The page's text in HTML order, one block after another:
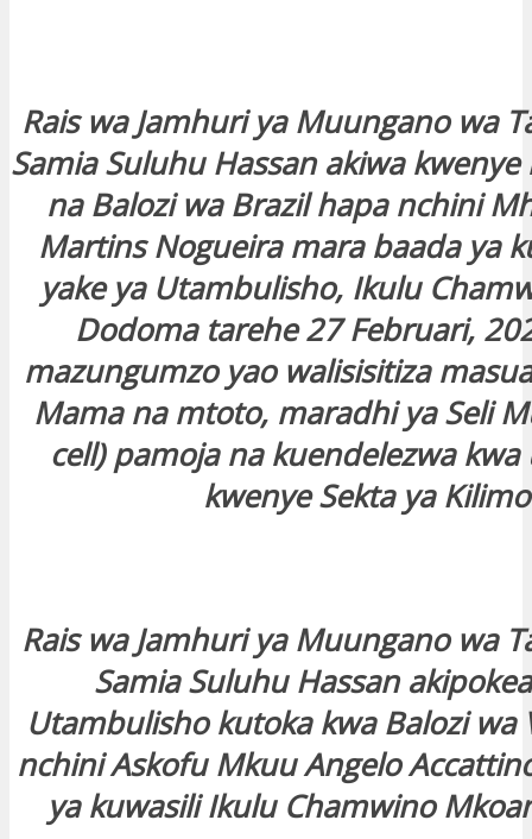
Rais wa Jamhuri ya Muungano wa
Samia Suluhu Hassan akiwa
na Balozi wa Brazil hapa nchini
Martins Nogueira mara baada ya
yake ya Utambulisho, Ikulu
Dodoma tarehe 27 Februari,
mazungumzo yao walisisitiza
Mama na mtoto, maradhi ya Seli
cell) pamoja na kuendelezwa
kwenye Sekta ya Kilimo
Rais wa Jamhuri ya Muungano wa
Samia Suluhu Hassan
Utambulisho kutoka kwa Balozi wa
nchini Askofu Mkuu Angelo
ya kuwasili Ikulu Chamwino